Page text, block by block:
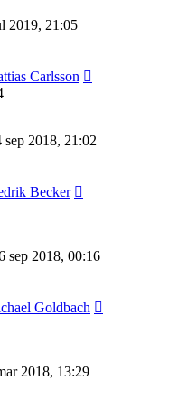
2019, 21:05
Carlsson
sep 2018, 21:02
Becker
sep 2018, 00:16
Goldbach
2018, 13:29